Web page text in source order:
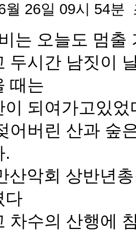
월 26일 09시 54
는 오늘도 멈출
두시간 남짓이
때는
이 되여가고있었
어버린 산과 숲
.
산악회 상반년
다
차수의 산행에